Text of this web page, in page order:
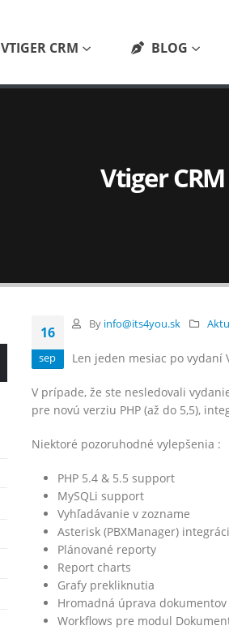
VTIGER CRM BLOG
Vtiger
16
sep
By info@its4you.sk
Len jeden mesiac po vydaní
V prípade, že ste nesledovali
pre novú verziu PHP (až do 5,5),
Niektoré pozoruhodné vylepšenia :
PHP 5.4 & 5.5 support
MySQLi support
Vyhľadávanie v zozname
Asterisk (PBXManager)
Plánované reporty
Report charts
Grafy prekliknutia
Hromadná úprava dokumentov
Workflows pre modul